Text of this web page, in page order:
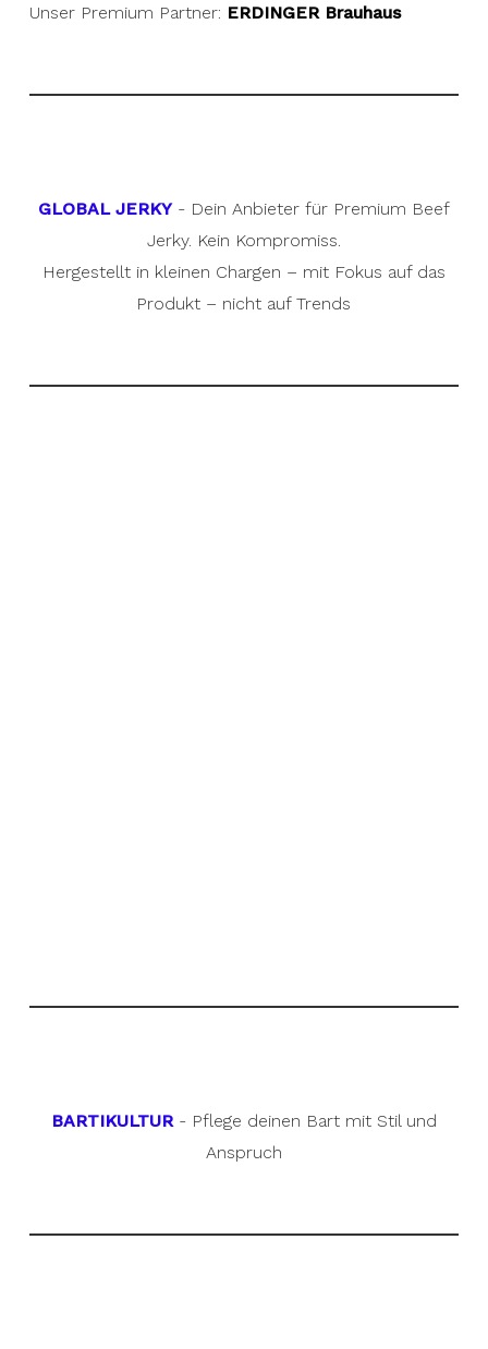
Unser Premium Partner: ERDINGER Brauhaus
GLOBAL JERKY- Dein Anbieter für Premium Beef
Jerky. Kein Kompromiss.
Hergestellt in kleinen Chargen – mit Fokus auf das
Produkt – nicht auf Trends
BARTIKULTUR- Pflege deinen Bart mit Stil und
Anspruch